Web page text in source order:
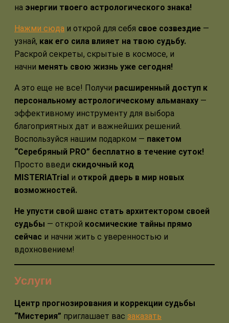
на энергии твоего астрологического знака!
Нажми сюда и открой для себя свое созвездие —
узнай, как его сила влияет на твою судьбу.
Раскрой секреты, скрытые в космосе, и
начни менять свою жизнь уже сегодня!
А это еще не все! Получи расширенный доступ к
персональному астрологическому альманаху —
эффективному инструменту для выбора
благоприятных дат и важнейших решений.
Воспользуйся нашим подарком — пакетом
“Серебряный PRO” бесплатно в течение суток!
Просто введи скидочный код
MISTERIATrial и открой дверь в мир новых
возможностей.
Не упусти свой шанс стать архитектором своей
судьбы — открой космические тайны прямо
сейчас и начни жить с уверенностью и
вдохновением!
Услуги
Центр прогнозирования и коррекции судьбы
“Мистерия” приглашает вас заказать